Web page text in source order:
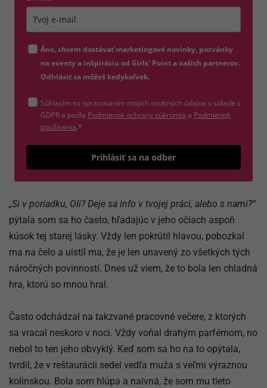
Áno, chcem dostávať marketingové novinky, pozvánky
na eventy a inšpiráciu od Girls' Point a vašich partnerov.
Odhlásiť sa môžeš kedykoľvek.
Súhlasím so spracovaním mojich osobných údajov v súlade s
GDPR a podľa Podmienok ochrany súkromia (otvorí sa v novom okne)
a Podmienok
používania(otvorí sa v novom okne)
.*
Prihlásiť sa na odber
„Si v poriadku, Oli? Deje sa info v tvojej práci, alebo s nami?“
pýtala som sa ho často, hľadajúc v jeho očiach aspoň
kúsok tej starej lásky. Vždy len pokrútil hlavou, pobozkal
ma na čelo a uistil ma, že je len unavený zo všetkých tých
náročných povinností. Dnes už viem, že to bola len chladná
hra, ktorú so mnou hral.
Často odchádzal na takzvané pracovné večere, z ktorých
sa vracal neskoro v noci. Vždy voňal drahým parfémom, no
nebol to ten jeho obvyklý. Keď som sa ho na to opýtala,
tvrdil, že v reštaurácii sedel vedľa muža s veľmi výraznou
kolínskou. Bola som hlúpa a naivná, že som mu tieto